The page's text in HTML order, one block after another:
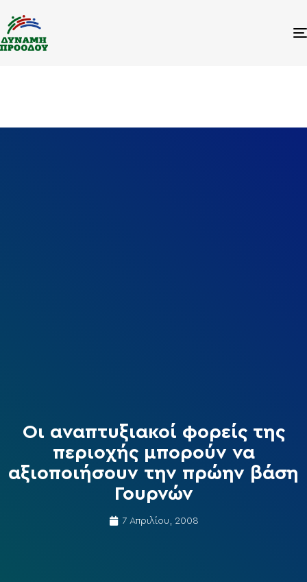
Οι αναπτυξιακοί φορείς της
περιοχής μπορούν να
αξιοποιήσουν την πρώην βάση
Γουρνών
7 Απριλίου, 2008